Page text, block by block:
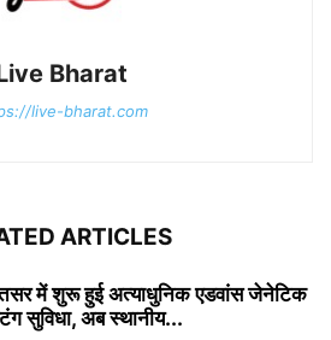
Bharat
live-bharat.com
ARTICLES
में शुरू हुई अत्याधुनिक एडवांस जेनेटिक
सुविधा, अब स्थानीय...